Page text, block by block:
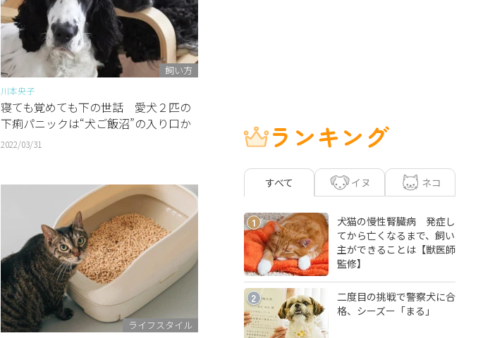
飼い方
川本央子
寝ても覚めても下の世話 愛犬２匹の
下痢パニックは“犬ご飯沼”の入り口か
2022/03/31
ライフスタイル
ランキング
すべて イヌ ネコ
1
犬猫の慢性腎臓病 発症し
てから亡くなるまで、飼い
主ができることは【獣医師
監修】
2
二度目の挑戦で警察犬に合
格、シーズー「まる」